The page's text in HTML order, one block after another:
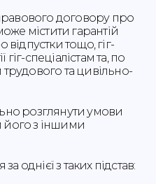
договору про
містити гарантій
тощо, гіг-
гіг-спеціалістам та, по
трудового та цивільно-
розглянути умови
його з іншими
однієї з таких підстав: